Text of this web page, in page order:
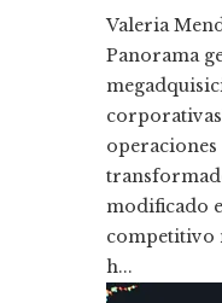
Valeria
Panorama
modificado
competitivo
h...